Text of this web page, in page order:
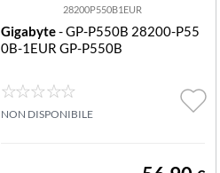
28200P550B1EUR
Gigabyte- GP-P550B 28200-P55
0B-1EUR GP-P550B
NON DISPONIBILE